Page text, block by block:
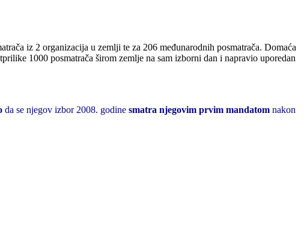
iz 2 organizacija u zemlji te za 206 međunarodnih posmatrača. Domaća
1000 posmatrača širom zemlje na sam izborni dan i napravio uporedan
da se njegov izbor 2008. godine smatra njegovim prvim mandatom nakon